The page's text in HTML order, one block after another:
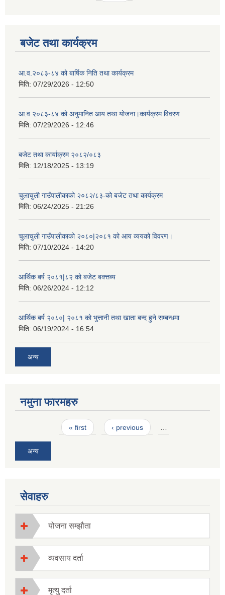
बजेट तथा कार्यक्रम
आ.व.२०८३-८४ को बार्षिक निति तथा कार्यक्रम
मिति: 07/29/2026 - 12:50
आ.व २०८३-८४ को अनुमानित आय तथा योजना।कार्यक्रम विवरण
मिति: 07/29/2026 - 12:46
बजेट तथा कार्याक्रम २०८२/०८३
मिति: 12/18/2025 - 13:19
चुलाचुली गाउँपालीकाको २०८२/८३-को बजेट तथा कार्यक्रम
मिति: 06/24/2025 - 21:26
चुलाचुली गाउँपालीकाको २०८०|२०८१ को आय व्ययको विवरण।
मिति: 07/10/2024 - 14:20
आर्थिक बर्ष २०८१|८२ को बजेट बक्त्तब्य
मिति: 06/26/2024 - 12:12
आर्थिक बर्ष २०८०| २०८१ को भुत्तानी तथा खाता बन्द हुने सम्बन्धमा
मिति: 06/19/2024 - 16:54
अन्य
नमुना फारमहरु
« first ‹ previous …
अन्य
सेवाहरु
योजना सम्झौता
व्यवसाय दर्ता
मृत्यु दर्ता